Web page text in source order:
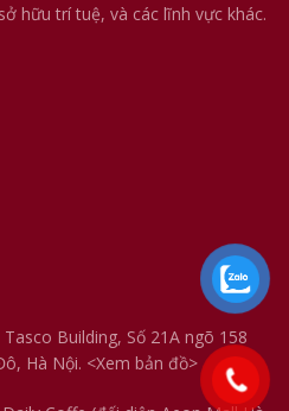
hữu trí tuệ, và các lĩnh vực khác.
Building, Số 21A ngõ 158
Hà Nội. <Xem bản đồ>